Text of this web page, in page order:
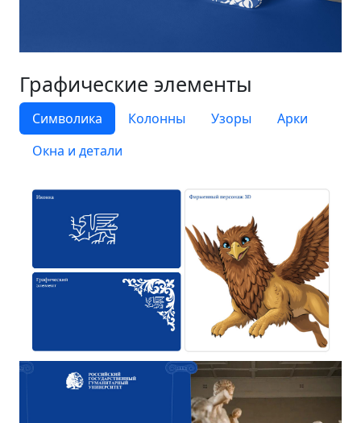
Графические элементы
Символика Колонны Узоры
Арки
Окна и детали